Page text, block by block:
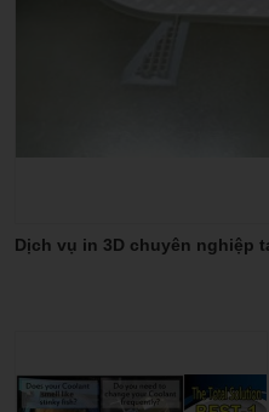
Dịch vụ in 3D chuyên nghiệp